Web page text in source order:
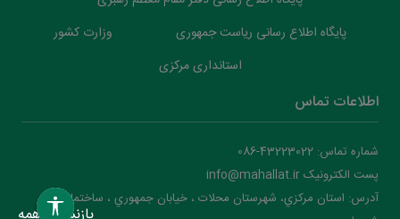
پایگاه اطلاع رسانی ریاست جمهوری
وزارت کشور
استانداری مرکزی
اطلاعات تماس
شماره تماس: 43223022-086
پست الکترونیک info@mahallat.ir
آدرس: استان مرکزي، شهرستان محلات ‌‌‌، خيابان جمهوري ، ساختمان